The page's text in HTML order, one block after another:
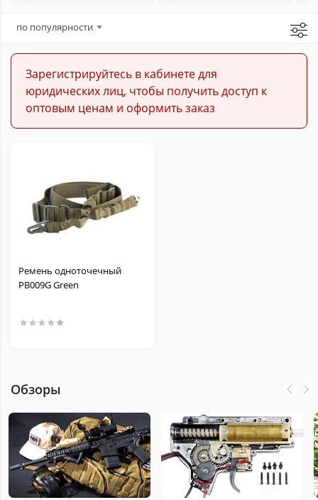
Расходники для страйкбола
по популярности
Зарегистрируйтесь в кабинете для
юридических лиц, чтобы получить доступ к
оптовым ценам и оформить заказ
Ремень одноточечный
PB009G Green
Обзоры